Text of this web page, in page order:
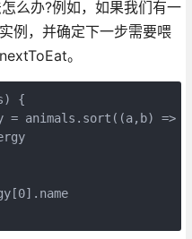
么办?例如，如果我们有一
例，并确定下一步需要喂
。
{
= animals.sort((a,b) => {